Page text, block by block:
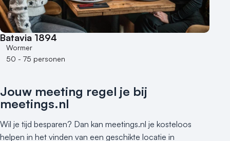
Batavia 1894
Wormer
50 - 75 personen
Jouw meeting regel je bij
meetings.nl
Wil je tijd besparen? Dan kan meetings.nl je kosteloos
helpen in het vinden van een geschikte locatie in